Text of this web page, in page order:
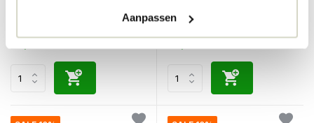
Aanpassen
Incl. btw